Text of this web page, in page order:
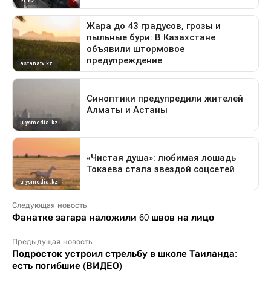
Следующая новость
Фанатке загара наложили 60 швов на лицо
Предыдущая новость
Подросток устроил стрельбу в школе Таиланда:
есть погибшие (ВИДЕО)